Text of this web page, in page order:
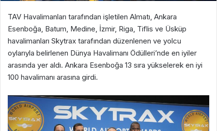
TAV Havalimanları tarafından işletilen Almatı, Ankara
Esenboğa, Batum, Medine, İzmir, Riga, Tiflis ve Üsküp
havalimanları Skytrax tarafından düzenlenen ve yolcu
oylarıyla belirlenen Dünya Havalimanı Ödülleri’nde en iyiler
arasında yer aldı. Ankara Esenboğa 13 sıra yükselerek en iyi
100 havalimanı arasına girdi.